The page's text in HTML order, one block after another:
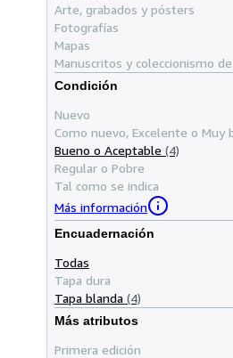
Arte, grabados y pósters
Fotografías
Mapas
Manuscritos y coleccionismo
Condición
Nuevo
Como nuevo, Excelente o Muy
Bueno o Aceptable (4)
Regular o Pobre
Tal como se indica
Más información
Encuadernación
Todas
Tapa dura
Tapa blanda (4)
Más atributos
Primera edición